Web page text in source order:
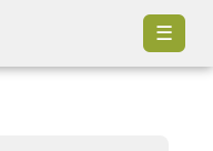
☰